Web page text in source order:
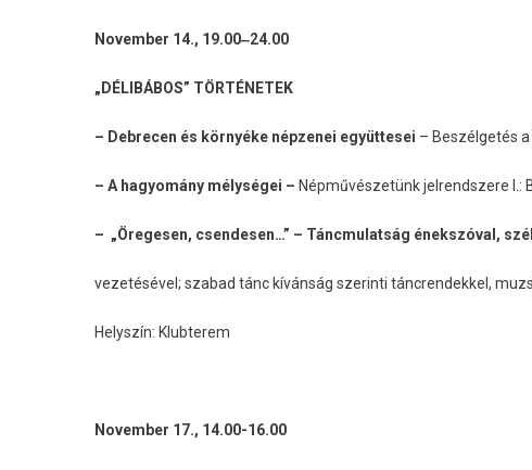
November 14., 19.00‒24.00
„DÉLIBÁBOS” TÖRTÉNETEK
– Debrecen és környéke népzenei együttesei – Beszélgetés a
– A hagyomány mélységei – Népművészetünk jelrendszere I.:
– „Öregesen, csendesen…” – Táncmulatság énekszóval,
vezetésével; szabad tánc kívánság szerinti táncrendekkel,
Helyszín: Klubterem
November 17., 14.00-16.00